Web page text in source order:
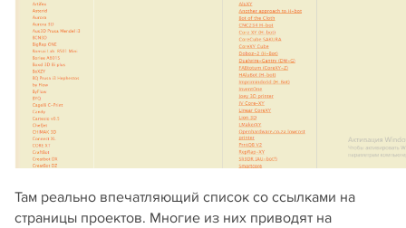
Там реально впечатляющий список со ссылками на
страницы проектов. Многие из них приводят на